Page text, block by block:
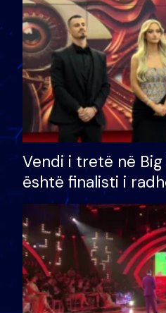
Vendi i tretë në
është finalisti i